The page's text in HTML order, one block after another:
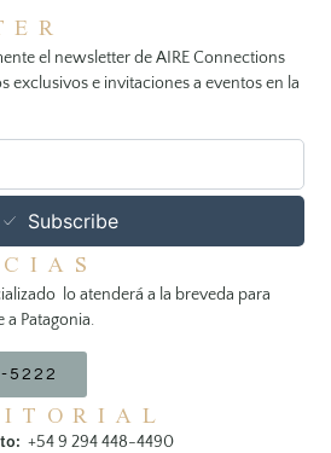
el newsletter de AIRE Connections
exclusivos e invitaciones a eventos en la
Subscribe
lo atenderá a la breveda para
a Patagonia.
5222
+54 9 294 448-4490